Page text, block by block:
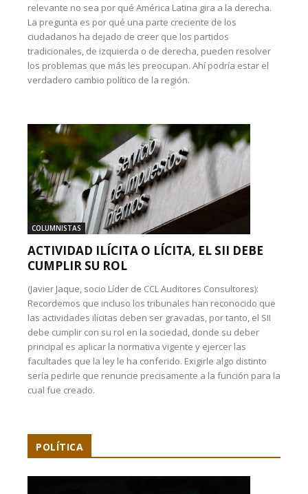
relevante no sea por qué América Latina gira a la derecha.
La pregunta es por qué una parte creciente de los
ciudadanos ha dejado de creer que los partidos
tradicionales, de izquierda o de derecha, pueden resolver
los problemas que más les preocupan. Ahí podría estar el
verdadero cambio político de la región.
COLUMNISTAS
ACTIVIDAD ILÍCITA O LÍCITA, EL SII DEBE
CUMPLIR SU ROL
(Javier Jaque, socio Líder de CCL Auditores Consultores):
Recordemos que incluso los tribunales han reconocido que
las actividades ilícitas deben ser gravadas, por tanto, el SII
debe cumplir con su rol en la sociedad, donde su deber
principal es aplicar la normativa vigente y ejercer las
facultades que la ley le ha conferido. Exigirle algo distinto
sería pedirle que renuncie precisamente a la función para la
cual fue creado.
POLÍTICA